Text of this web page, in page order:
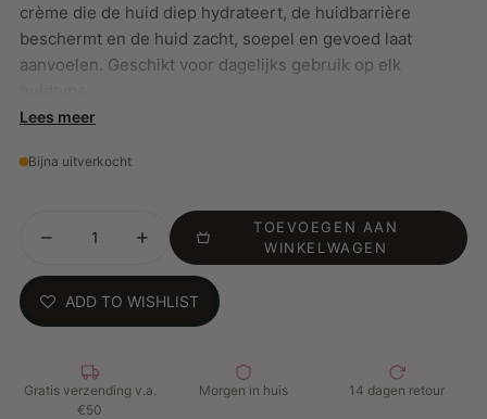
crème die de huid diep hydrateert, de huidbarrière
beschermt en de huid zacht, soepel en gevoed laat
aanvoelen. Geschikt voor dagelijks gebruik op elk
Belangrijkste kenmerken:
Verrijkt met lanoline om vocht vast te houden
Glycerine verzacht en hydrateert de huid
Veelzijdig: ook geschikt als make-up remover of
tanning-prep
Dermatologisch getest en geschikt voor alle huidtypes
Hoe te gebruiken:
Lees meer
Bijna uitverkocht
TOEVOEGEN AAN
WINKELWAGEN
ADD TO WISHLIST
Gratis verzending v.a.
€50
Morgen in huis 14 dagen retour